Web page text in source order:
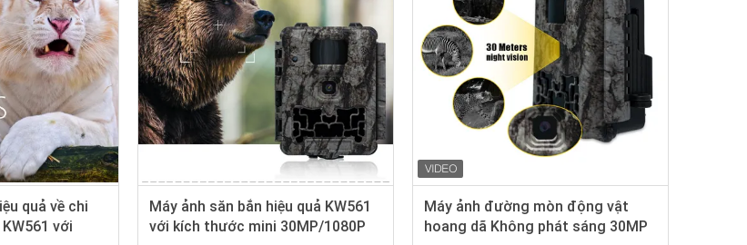
quả về chi
với
Máy ảnh săn bắn hiệu quả KW561
với kích thước mini 30MP/1080P
Máy ảnh đường mòn động vật
hoang dã Không phát sáng 30MP